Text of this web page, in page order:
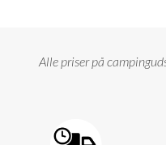
Alle priser på